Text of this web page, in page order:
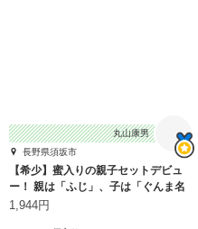
丸山康男
長野県須坂市
【希少】蜜入りの親子セットデビュ
ー！ 親は「ふじ」、子は「ぐんま名
月」！
1,944円